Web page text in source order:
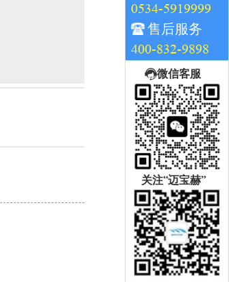
0534-5919999
售后服务
400-832-9898
微信客服
关注“迈宝赫”